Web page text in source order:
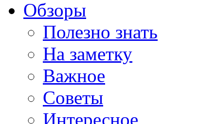
Обзоры
Полезно знать
На заметку
Важное
Советы
Интересное